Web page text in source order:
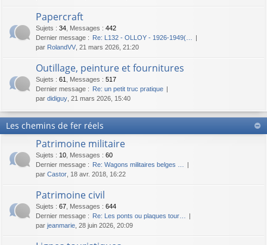
Papercraft
Sujets : 34 Messages : 442
Dernier message : Re: L132 - OLLOY - 1926-1949(…
par RolandVV , 21 mars 2026, 21:20
Outillage, peinture et fournitures
Sujets : 61 Messages : 517
Dernier message : Re: un petit truc pratique
par didiguy , 21 mars 2026, 15:40
Les chemins de fer réels
Patrimoine militaire
Sujets : 10 Messages : 60
Dernier message : Re: Wagons militaires belges …
par Castor , 18 avr. 2018, 16:22
Patrimoine civil
Sujets : 67 Messages : 644
Dernier message : Re: Les ponts ou plaques tour…
par jeanmarie , 28 juin 2026, 20:09